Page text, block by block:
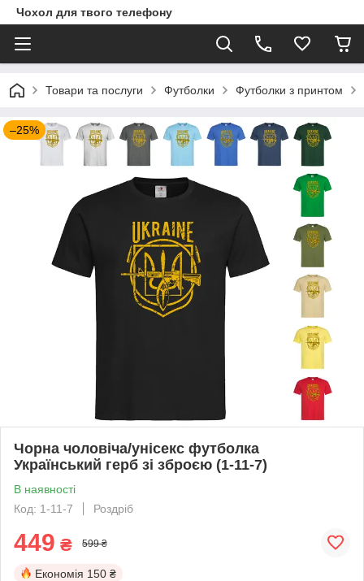
Чохол для твого телефону
Товари та послуги Футболки Футболки з принтом
–25%
Чорна чоловіча/унісекс футболка
Український герб зі зброєю (1-11-7)
В наявності
Код: 1-11-7
Роздріб
449 ₴ 599 ₴
Економія 150 ₴